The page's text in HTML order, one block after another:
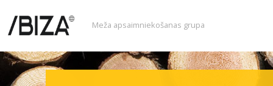
Meža apsaimniekošanas grupa